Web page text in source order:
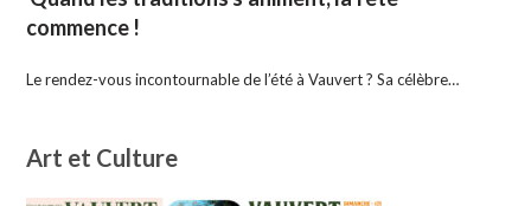
commence !
Le rendez-vous incontournable de l’été à Vauvert ? Sa célèbre…
Art et Culture